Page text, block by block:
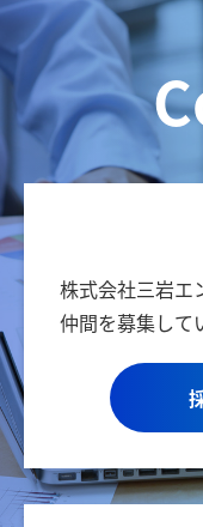
株式会社三岩エ
仲間を募集して